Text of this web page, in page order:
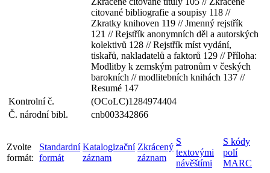
citované bibliografie a soupisy 118 //
Zkratky knihoven 119 // Jmenný rejstřík
121 // Rejstřík anonymních děl a autorských
kolektivů 128 // Rejstřík míst vydání,
tiskařů, nakladatelů a faktorů 129 // Příloha:
Modlitby k zemským patronům v českých
barokních // modlitebních knihách 137 //
Resumé 147
Kontrolní č.
(OCoLC)1284974404
Č. národní bibl.
cnb003342866
Zvolte
formát:
Standardní
formát
Katalogizační
záznam
Zkrácený
záznam
S
textovými
návěštími
S kódy
polí
MARC